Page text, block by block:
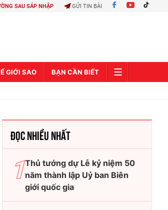
SAU SÁP NHẬP GỬI TIN BÀI
GIỚI SAO BẠN CẦN BIẾT
ĐỌC NHIỀU NHẤT
Thủ tướng dự Lễ kỷ niệm 50
năm thành lập Uỷ ban Biên
giới quốc gia